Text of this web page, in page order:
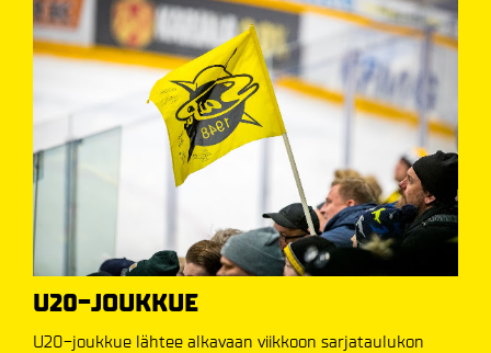
U20-JOUKKUE
U20-joukkue lähtee alkavaan viikkoon sarjataulukon